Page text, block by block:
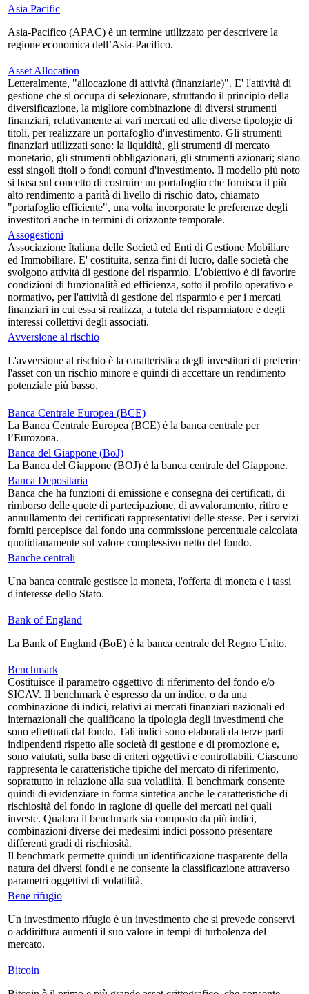
Asia Pacific
Asia-Pacifico (APAC) è un termine utilizzato per descrivere la
regione economica dell’Asia-Pacifico.
Asset Allocation
Letteralmente, "allocazione di attività (finanziarie)". E' l'attività di
gestione che si occupa di selezionare, sfruttando il principio della
diversificazione, la migliore combinazione di diversi strumenti
finanziari, relativamente ai vari mercati ed alle diverse tipologie di
titoli, per realizzare un portafoglio d'investimento. Gli strumenti
finanziari utilizzati sono: la liquidità, gli strumenti di mercato
monetario, gli strumenti obbligazionari, gli strumenti azionari; siano
essi singoli titoli o fondi comuni d'investimento. Il modello più noto
si basa sul concetto di costruire un portafoglio che fornisca il più
alto rendimento a parità di livello di rischio dato, chiamato
"portafoglio efficiente", una volta incorporate le preferenze degli
investitori anche in termini di orizzonte temporale.
Assogestioni
Associazione Italiana delle Società ed Enti di Gestione Mobiliare
ed Immobiliare. E' costituita, senza fini di lucro, dalle società che
svolgono attività di gestione del risparmio. L'obiettivo è di favorire
condizioni di funzionalità ed efficienza, sotto il profilo operativo e
normativo, per l'attività di gestione del risparmio e per i mercati
finanziari in cui essa si realizza, a tutela del risparmiatore e degli
interessi collettivi degli associati.
Avversione al rischio
L'avversione al rischio è la caratteristica degli investitori di preferire
l'asset con un rischio minore e quindi di accettare un rendimento
potenziale più basso.
Banca Centrale Europea (BCE)
La Banca Centrale Europea (BCE) è la banca centrale per
l’Eurozona.
Banca del Giappone (BoJ)
La Banca del Giappone (BOJ) è la banca centrale del Giappone.
Banca Depositaria
Banca che ha funzioni di emissione e consegna dei certificati, di
rimborso delle quote di partecipazione, di avvaloramento, ritiro e
annullamento dei certificati rappresentativi delle stesse. Per i servizi
forniti percepisce dal fondo una commissione percentuale calcolata
quotidianamente sul valore complessivo netto del fondo.
Banche centrali
Una banca centrale gestisce la moneta, l'offerta di moneta e i tassi
d'interesse dello Stato.
Bank of England
La Bank of England (BoE) è la banca centrale del Regno Unito.
Benchmark
Costituisce il parametro oggettivo di riferimento del fondo e/o
SICAV. Il benchmark è espresso da un indice, o da una
combinazione di indici, relativi ai mercati finanziari nazionali ed
internazionali che qualificano la tipologia degli investimenti che
sono effettuati dal fondo. Tali indici sono elaborati da terze parti
indipendenti rispetto alle società di gestione e di promozione e,
sono valutati, sulla base di criteri oggettivi e controllabili. Ciascuno
rappresenta le caratteristiche tipiche del mercato di riferimento,
soprattutto in relazione alla sua volatilità. Il benchmark consente
quindi di evidenziare in forma sintetica anche le caratteristiche di
rischiosità del fondo in ragione di quelle dei mercati nei quali
investe. Qualora il benchmark sia composto da più indici,
combinazioni diverse dei medesimi indici possono presentare
differenti gradi di rischiosità.
Il benchmark permette quindi un'identificazione trasparente della
natura dei diversi fondi e ne consente la classificazione attraverso
parametri oggettivi di volatilità.
Bene rifugio
Un investimento rifugio è un investimento che si prevede conservi
o addirittura aumenti il suo valore in tempi di turbolenza del
mercato.
Bitcoin